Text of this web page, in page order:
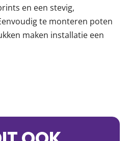
en een stevig,
te monteren poten
maken installatie een